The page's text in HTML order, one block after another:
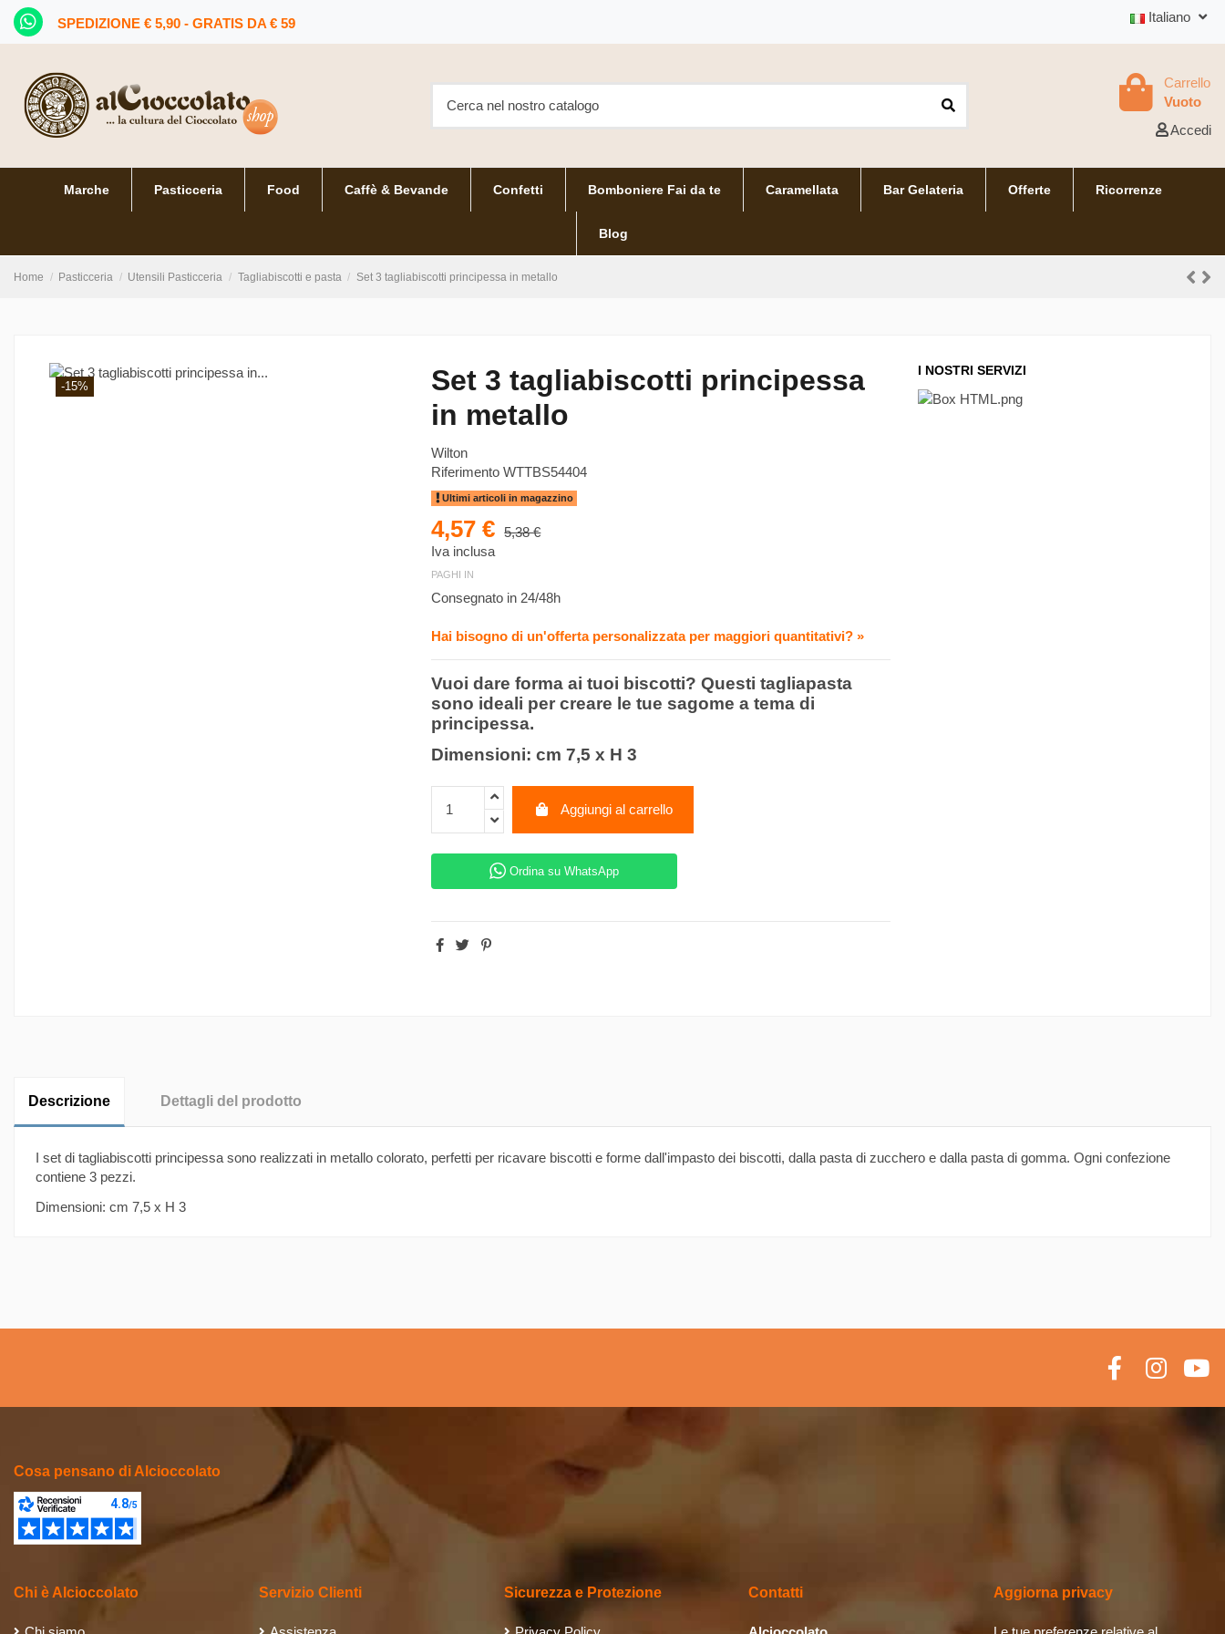
SPEDIZIONE € 5,90 - GRATIS DA € 59 Italiano
Carrello
Vuoto
Accedi
Marche Pasticceria Food Caffè & Bevande Confetti Bomboniere Fai da te Caramellata Bar Gelateria Offerte Ricorrenze
Blog
Home Pasticceria Utensili Pasticceria Tagliabiscotti e pasta Set 3 tagliabiscotti principessa in metallo
-15%
Set 3 tagliabiscotti principessa
in metallo
Wilton
Riferimento WTTBS54404
Ultimi articoli in magazzino
4,57 €
5,38 €
Iva inclusa
PAGHI IN
Consegnato in 24/48h
Hai bisogno di un'offerta personalizzata per maggiori quantitativi? »
Vuoi dare forma ai tuoi biscotti? Questi tagliapasta
sono ideali per creare le tue sagome a tema di
principessa.
Dimensioni: cm 7,5 x H 3
Aggiungi al carrello
Ordina su WhatsApp
I NOSTRI SERVIZI
Descrizione Dettagli del prodotto
I set di tagliabiscotti principessa sono realizzati in metallo colorato, perfetti per ricavare biscotti e forme dall'impasto dei biscotti, dalla pasta di zucchero e dalla pasta di gomma. Ogni confezione
contiene 3 pezzi.
Dimensioni: cm 7,5 x H 3
Cosa pensano di Alcioccolato
Chi è Alcioccolato Servizio Clienti Sicurezza e Protezione Contatti Aggiorna privacy